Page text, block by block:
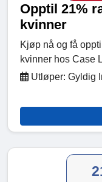
Opptil 21%
kvinner
Kjøp nå og få
kvinner hos Case
Utløper: Gyldig